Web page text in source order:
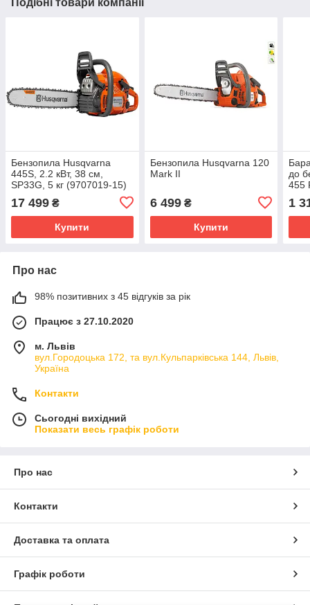
Подібні товари компанії
Бензопила Husqvarna
445S, 2.2 кВт, 38 см,
SP33G, 5 кг (9707019-15)
17 499 ₴
Купити
Бензопила Husqvarna 120
Mark II
6 499₴
Купити
до
455
1
Про нас
98% позитивних з 45 відгуків за рік
Працює з 27.10.2020
м. Львів
вул.Городоцька 172, та вул.Кульпарківська 144, Львів,
Україна
Контакти
Сьогодні вихідний
Показати весь графік роботи
Про нас
Контакти
Доставка та оплата
Графік роботи